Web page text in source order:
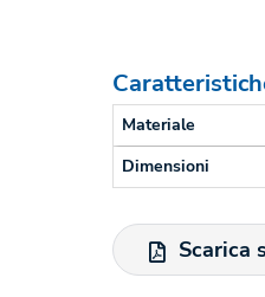
Materiale
Dimensioni
Scarica